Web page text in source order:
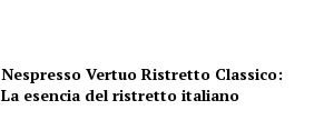
Nespresso Vertuo Ristretto Classico:
La esencia del ristretto italiano